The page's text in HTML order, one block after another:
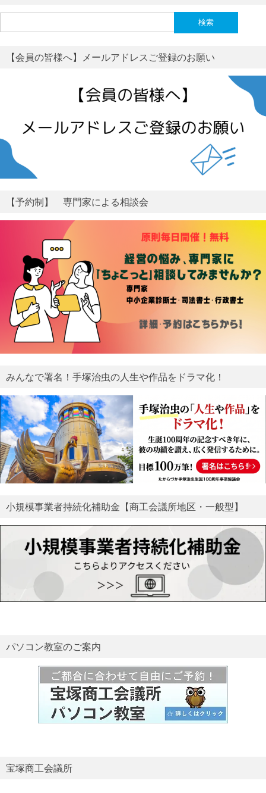
索:
【会員の皆様へ】メールアドレスご登録のお願い
【予約制】 専門家による相談会
みんなで署名！手塚治虫の人生や作品をドラマ化！
小規模事業者持続化補助金【商工会議所地区・一般型】
パソコン教室のご案内
宝塚商工会議所